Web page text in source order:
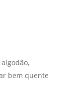
bem quente